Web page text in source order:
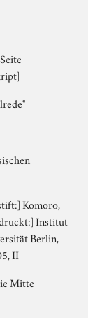
Komoro,
Institut
Berlin,
II
Mitte